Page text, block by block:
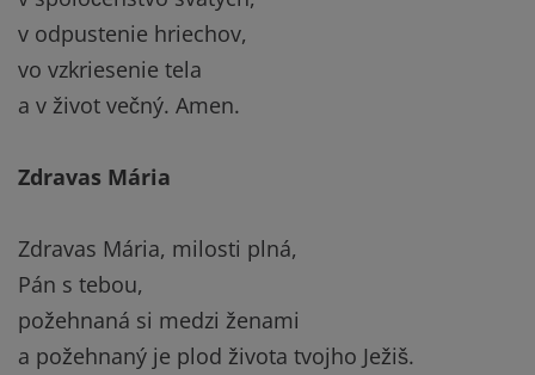
v odpustenie hriechov,
vo vzkriesenie tela
a v život večný. Amen.
Zdravas Mária
Zdravas Mária, milosti plná,
Pán s tebou,
požehnaná si medzi ženami
a požehnaný je plod života tvojho Ježiš.